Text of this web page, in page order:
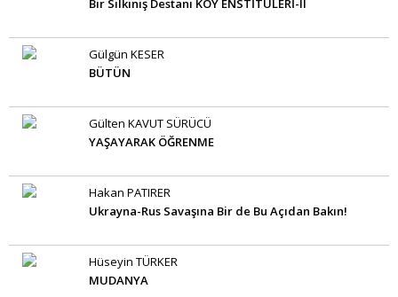
Bir Silkiniş Destanı KÖY ENSTİTÜLERİ-II
Gülgün KESER
BÜTÜN
Gülten KAVUT SÜRÜCÜ
YAŞAYARAK ÖĞRENME
Hakan PATIRER
Ukrayna-Rus Savaşına Bir de Bu Açıdan Bakın!
Hüseyin TÜRKER
MUDANYA